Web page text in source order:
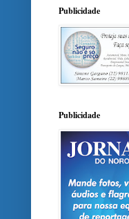
Publicidade
Publicidade